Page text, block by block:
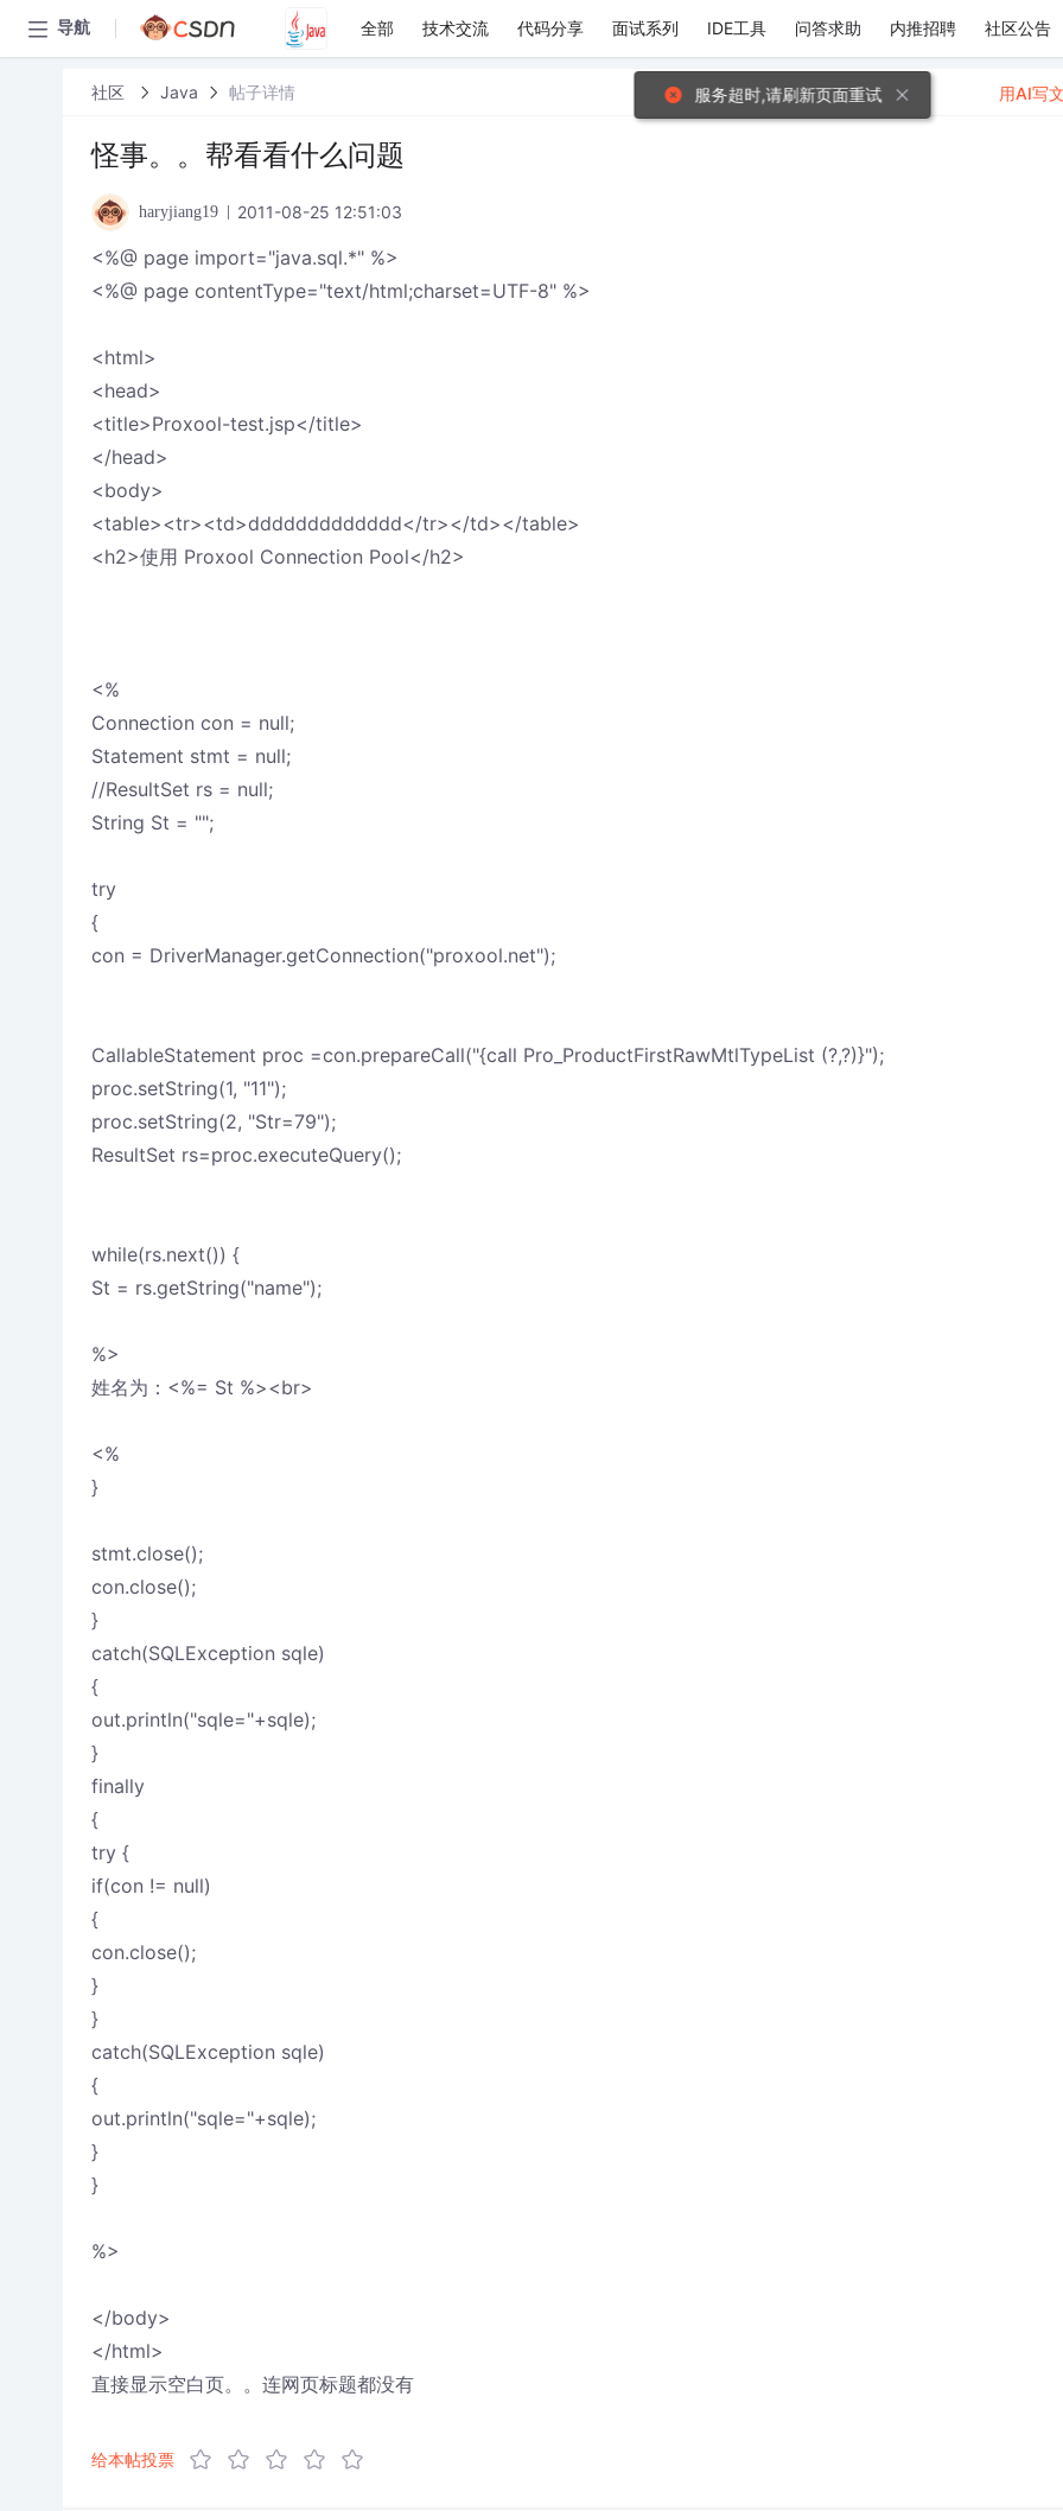
导航 全部 技术交流 代码分享 面试系列 IDE工具 问答求助 内推招聘 社区公告
社区 Java 帖子详情
怪事。。帮看看什么问题
haryjiang19 2011-08-25 12:51:03
<%@ page import="java.sql.*" %>
<%@ page contentType="text/html;charset=UTF-8" %>
<html>
<head>
<title>Proxool-test.jsp</title>
</head>
<body>
<table><tr><td>ddddddddddddd</tr></td></table>
<h2>使用 Proxool Connection Pool</h2>
<%
Connection con = null;
Statement stmt = null;
//ResultSet rs = null;
String St = "";
try
{
con = DriverManager.getConnection("proxool.net");
CallableStatement proc =con.prepareCall("{call Pro_ProductFirstRawMtlTypeList (?,?)}");
proc.setString(1, "11");
proc.setString(2, "Str=79");
ResultSet rs=proc.executeQuery();
while(rs.next()) {
St = rs.getString("name");
%>
姓名为：<%= St %><br>
<%
}
stmt.close();
con.close();
}
catch(SQLException sqle)
{
out.println("sqle="+sqle);
}
finally
{
try {
if(con != null)
{
con.close();
}
}
catch(SQLException sqle)
{
out.println("sqle="+sqle);
}
}
%>
</body>
</html>
直接显示空白页。。连网页标题都没有
给本帖投票
用AI写
服务超时,请刷新页面重试